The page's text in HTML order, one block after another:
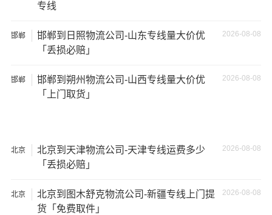
温馨提示
★ 本站所列承德到黔西南州物流专线费用与时效仅供参
考，如需详细了解最低资费请电话咨询。
专线
邯郸 2026-08-08
邯郸到日照物流公司-山东专线量大价优
「丢损必赔」
邯郸 2026-08-08
邯郸到朔州物流公司-山西专线量大价优
「上门取货」
北京 2026-08-08
北京到天津物流公司-天津专线运费多少
「丢损必赔」
北京 2026-08-08
北京到图木舒克物流公司-新疆专线上门提
货「免费取件」